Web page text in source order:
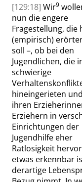
[129:18] Wir9
nun die engere
Fragestellung, die
(empirisch)
soll –, ob bei den
Jugendlichen, die
schwierige
hineingerieten
ihren
Erziehern in
Einrichtungen der
Jugendhilfe eher
Ratlosigkeit
etwas erkennbar
derartige